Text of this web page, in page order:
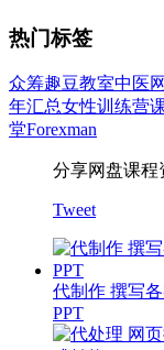
热门标签
众筹趣豆教室中医
年汇总女性训练营
堂Forexman
分享网盘课程
Tweet
代制作 撰写
PPT